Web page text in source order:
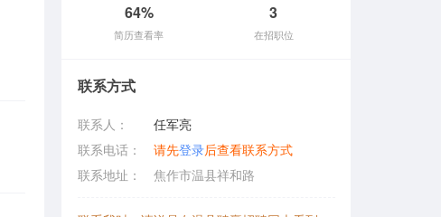
64%
简历查看率
3
在招职位
联系方式
联系人：
任军亮
联系电话：
请先登录后查看联系方式
联系地址：
焦作市温县祥和路